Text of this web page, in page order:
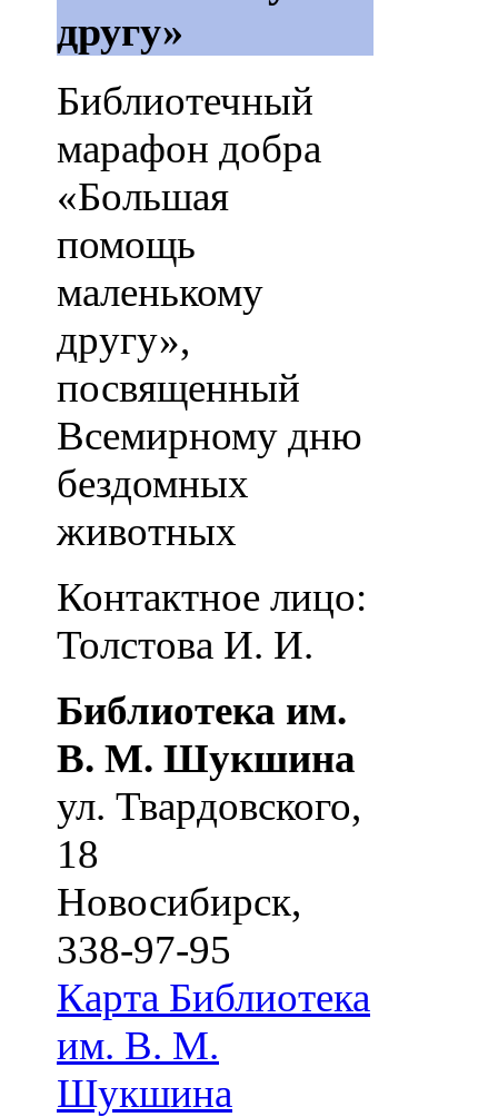
другу»
Библиотечный
марафон добра
«Большая
помощь
маленькому
другу»,
посвященный
Всемирному дню
бездомных
животных
Контактное лицо:
Толстова И. И.
Библиотека им.
В. М. Шукшина
ул. Твардовского,
18
Новосибирск,
338-97-95
Карта Библиотека
им. В. М.
Шукшина